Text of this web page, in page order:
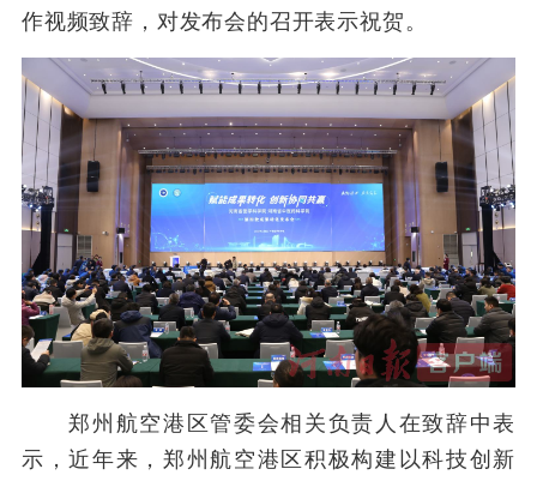
作视频致辞，对发布会的召开表示祝贺。
郑州航空港区管委会相关负责人在致辞中表
示，近年来，郑州航空港区积极构建以科技创新